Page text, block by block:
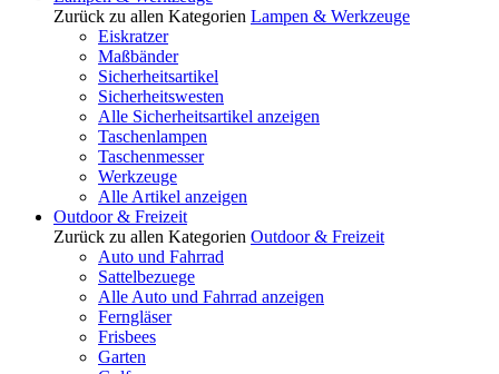
Zurück zu allen Kategorien Lampen & Werkzeuge
Eiskratzer
Maßbänder
Sicherheitsartikel
Sicherheitswesten
Alle Sicherheitsartikel anzeigen
Taschenlampen
Taschenmesser
Werkzeuge
Alle Artikel anzeigen
Outdoor & Freizeit
Zurück zu allen Kategorien Outdoor & Freizeit
Auto und Fahrrad
Sattelbezuege
Alle Auto und Fahrrad anzeigen
Ferngläser
Frisbees
Garten